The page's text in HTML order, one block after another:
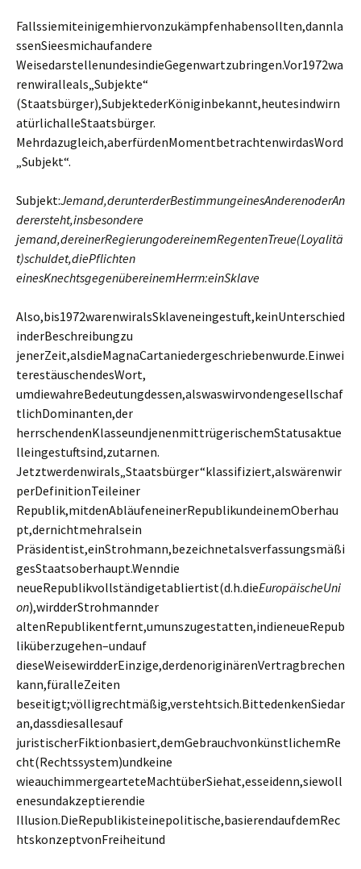
Fallssiemiteinigemhiervonzukämpfenhabensollten,dannla
ssenSieesmichaufandere
WeisedarstellenundesindieGegenwartzubringen.Vor1972wa
renwiralleals„Subjekte“
(Staatsbürger),SubjektederKöniginbekannt,heutesindwirn
atürlichalleStaatsbürger.
Mehrdazugleich,aberfürdenMomentbetrachtenwirdasWord
„Subjekt“.
Subjekt:Jemand,derunterderBestimmungeinesAnderenoderAn
derersteht,insbesondere
jemand,dereinerRegierungodereinemRegentenTreue(Loyalitä
t)schuldet,diePflichten
einesKnechtsgegenübereinemHerrn:einSklave
Also,bis1972warenwiralsSklaveneingestuft,keinUnterschied
inderBeschreibungzu
jenerZeit,alsdieMagnaCartaniedergeschriebenwurde.Einwei
terestäuschendesWort,
umdiewahreBedeutungdessen,alswaswirvondengesellschaf
tlichDominanten,der
herrschendenKlasseundjenenmittrügerischemStatusaktue
lleingestuftsind,zutarnen.
Jetztwerdenwirals„Staatsbürger“klassifiziert,alswärenwir
perDefinitionTeileiner
Republik,mitdenAbläufeneinerRepublikundeinemOberhau
pt,dernichtmehralsein
Präsidentist,einStrohmann,bezeichnetalsverfassungsmäßi
gesStaatsoberhaupt.Wenndie
neueRepublikvollständigetabliertist(d.h.dieEuropäischeUni
on),wirdderStrohmannder
altenRepublikentfernt,umunszugestatten,indieneueRepub
liküberzugehen–undauf
dieseWeisewirdderEinzige,derdenoriginärenVertragbrechen
kann,füralleZeiten
beseitigt;völligrechtmäßig,verstehtsich.BittedenkenSiedar
an,dassdiesallesauf
juristischerFiktionbasiert,demGebrauchvonkünstlichemRe
cht(Rechtssystem)undkeine
wieauchimmergearteteMachtüberSiehat,esseidenn,siewoll
enesundakzeptierendie
Illusion.DieRepublikisteinepolitische,basierendaufdemRec
htskonzeptvonFreiheitund